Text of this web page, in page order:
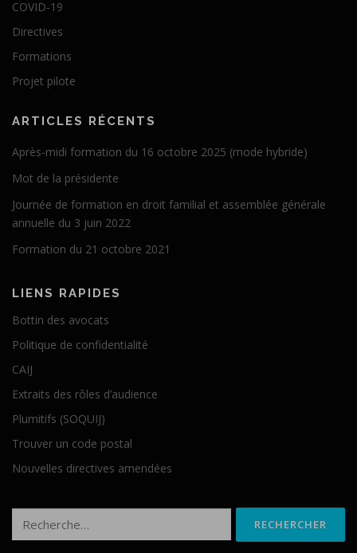
COVID-19
Directives
Formations
Projet pilote
ARTICLES RÉCENTS
Après-midi formation du 16 octobre 2025 (mode hybride)
Mot de la présidente
Journée de formation en droit familial et assemblée générale
annuelle du 3 juin 2022
Formation du 21 octobre 2021
LIENS RAPIDES
Bottin des avocats
Politique de confidentialité
CAIJ
Extraits des rôles d’audience
Plumitifs (SOQUIJ)
Trouver un code postal
Nouvelles directives amendées
Rechercher :